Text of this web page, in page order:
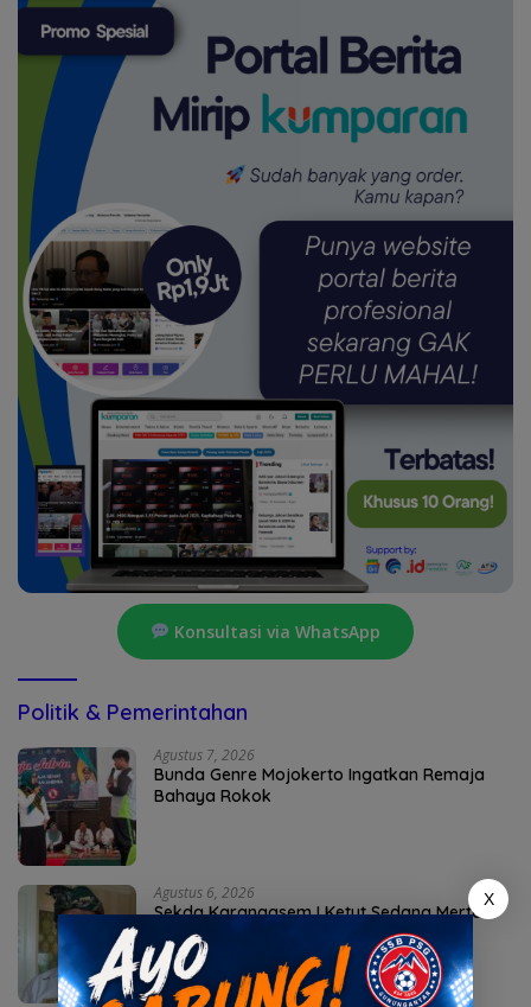
Konsultasi via WhatsApp
Politik & Pemerintahan
Agustus 7, 2026
Bunda Genre Mojokerto Ingatkan Remaja
Bahaya Rokok
Agustus 6, 2026
Sekda Karangasem I Ketut Sedana Merta
Diperiksa Kejari
X